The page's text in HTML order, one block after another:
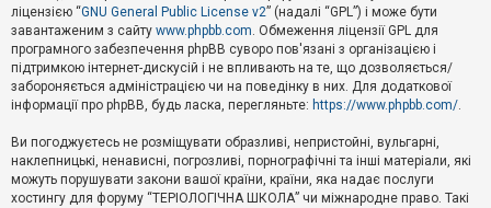
з
в
і
д
п
о
в
д
й
ліцензією “GNU General Public License v2” (надалі “GPL”) і може бути
завантаженим з сайту www.phpbb.com. Обмеження ліцензії GPL для
програмного забезпечення phpBB суворо пов'язані з організацією і
підтримкою інтернет-дискусій і не впливають на те, що дозволяється/
забороняється адміністрацією чи на поведінку в них. Для додаткової
інформації про phpBB, будь ласка, перегляньте: https://www.phpbb.com/.
Ви погоджуєтесь не розміщувати образливі, непристойні, вульгарні,
наклепницькі, ненависні, погрозливі, порнографічні та інші матеріали, які
можуть порушувати закони вашої країни, країни, яка надає послуги
хостингу для форуму “ТЕРІОЛОГІЧНА ШКОЛА” чи міжнародне право. Такі